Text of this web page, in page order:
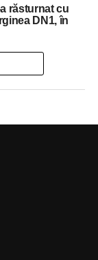
răsturnat cu
DN1, în